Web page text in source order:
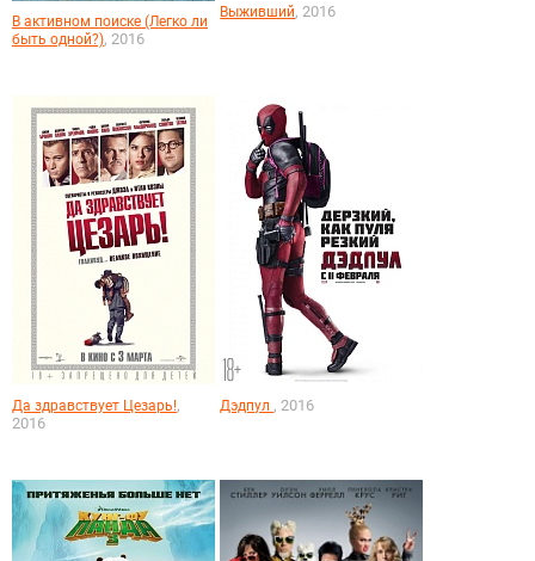
В активном поиске (Легко ли
быть одной?), 2016
Выживший, 2016
Да здравствует Цезарь!,
2016
Дэдпул , 2016